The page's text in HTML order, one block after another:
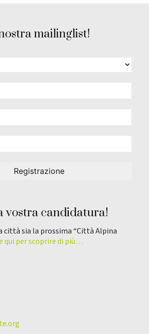
mailinglist!
vostra candidatura!
città sia la prossima “Città Alpina
qui per scoprire di più…